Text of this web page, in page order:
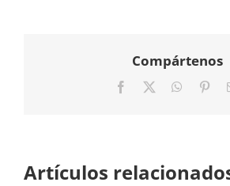
Compártenos
Facebook
Artículos